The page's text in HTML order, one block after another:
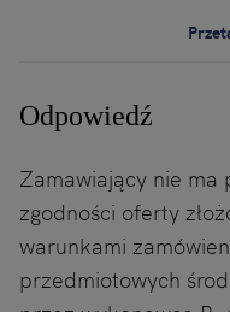
Odpowiedź
Zamawiający nie
zgodności oferty
warunkami
przedmiotowych